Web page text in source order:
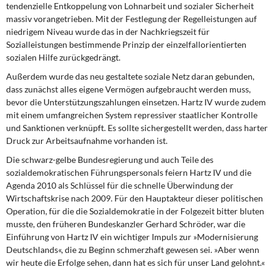
Über mich
Kontakt
tendenzielle Entkoppelung von Lohnarbeit und sozialer Sicherheit
massiv vorangetrieben. Mit der Festlegung der Regelleistungen auf
niedrigem Niveau wurde das in der Nachkriegszeit für
Sozialleistungen bestimmende Prinzip der einzelfallorientierten
sozialen Hilfe zurückgedrängt.
Außerdem wurde das neu gestaltetesoziale Netz daran gebunden,
dass zunächst alles eigene Vermögen aufgebraucht werden muss,
bevor die Unterstützungszahlungen einsetzen. Hartz IV wurde zudem
mit einem umfangreichen System repressiver staatlicher Kontrolle
und Sanktionen verknüpft. Es sollte sichergestellt werden, dass harter
Druck zur Arbeitsaufnahme vorhanden ist.
Die schwarz-gelbe Bundesregierungund auch Teile des
sozialdemokratischen Führungspersonals feiern Hartz IV und die
Agenda 2010 als Schlüssel für die schnelle Überwindung der
Wirtschaftskrise nach 2009. Für den Hauptakteur dieser politischen
Operation, für die die Sozialdemokratie in der Folgezeit bitter bluten
musste, den früheren Bundeskanzler Gerhard Schröder, war die
Einführung von Hartz IV ein wichtiger Impuls zur »Modernisierung
Deutschlands«, die zu Beginn schmerzhaft gewesen sei. »Aber wenn
wir heute die Erfolge sehen, dann hat es sich für unser Land gelohnt.«